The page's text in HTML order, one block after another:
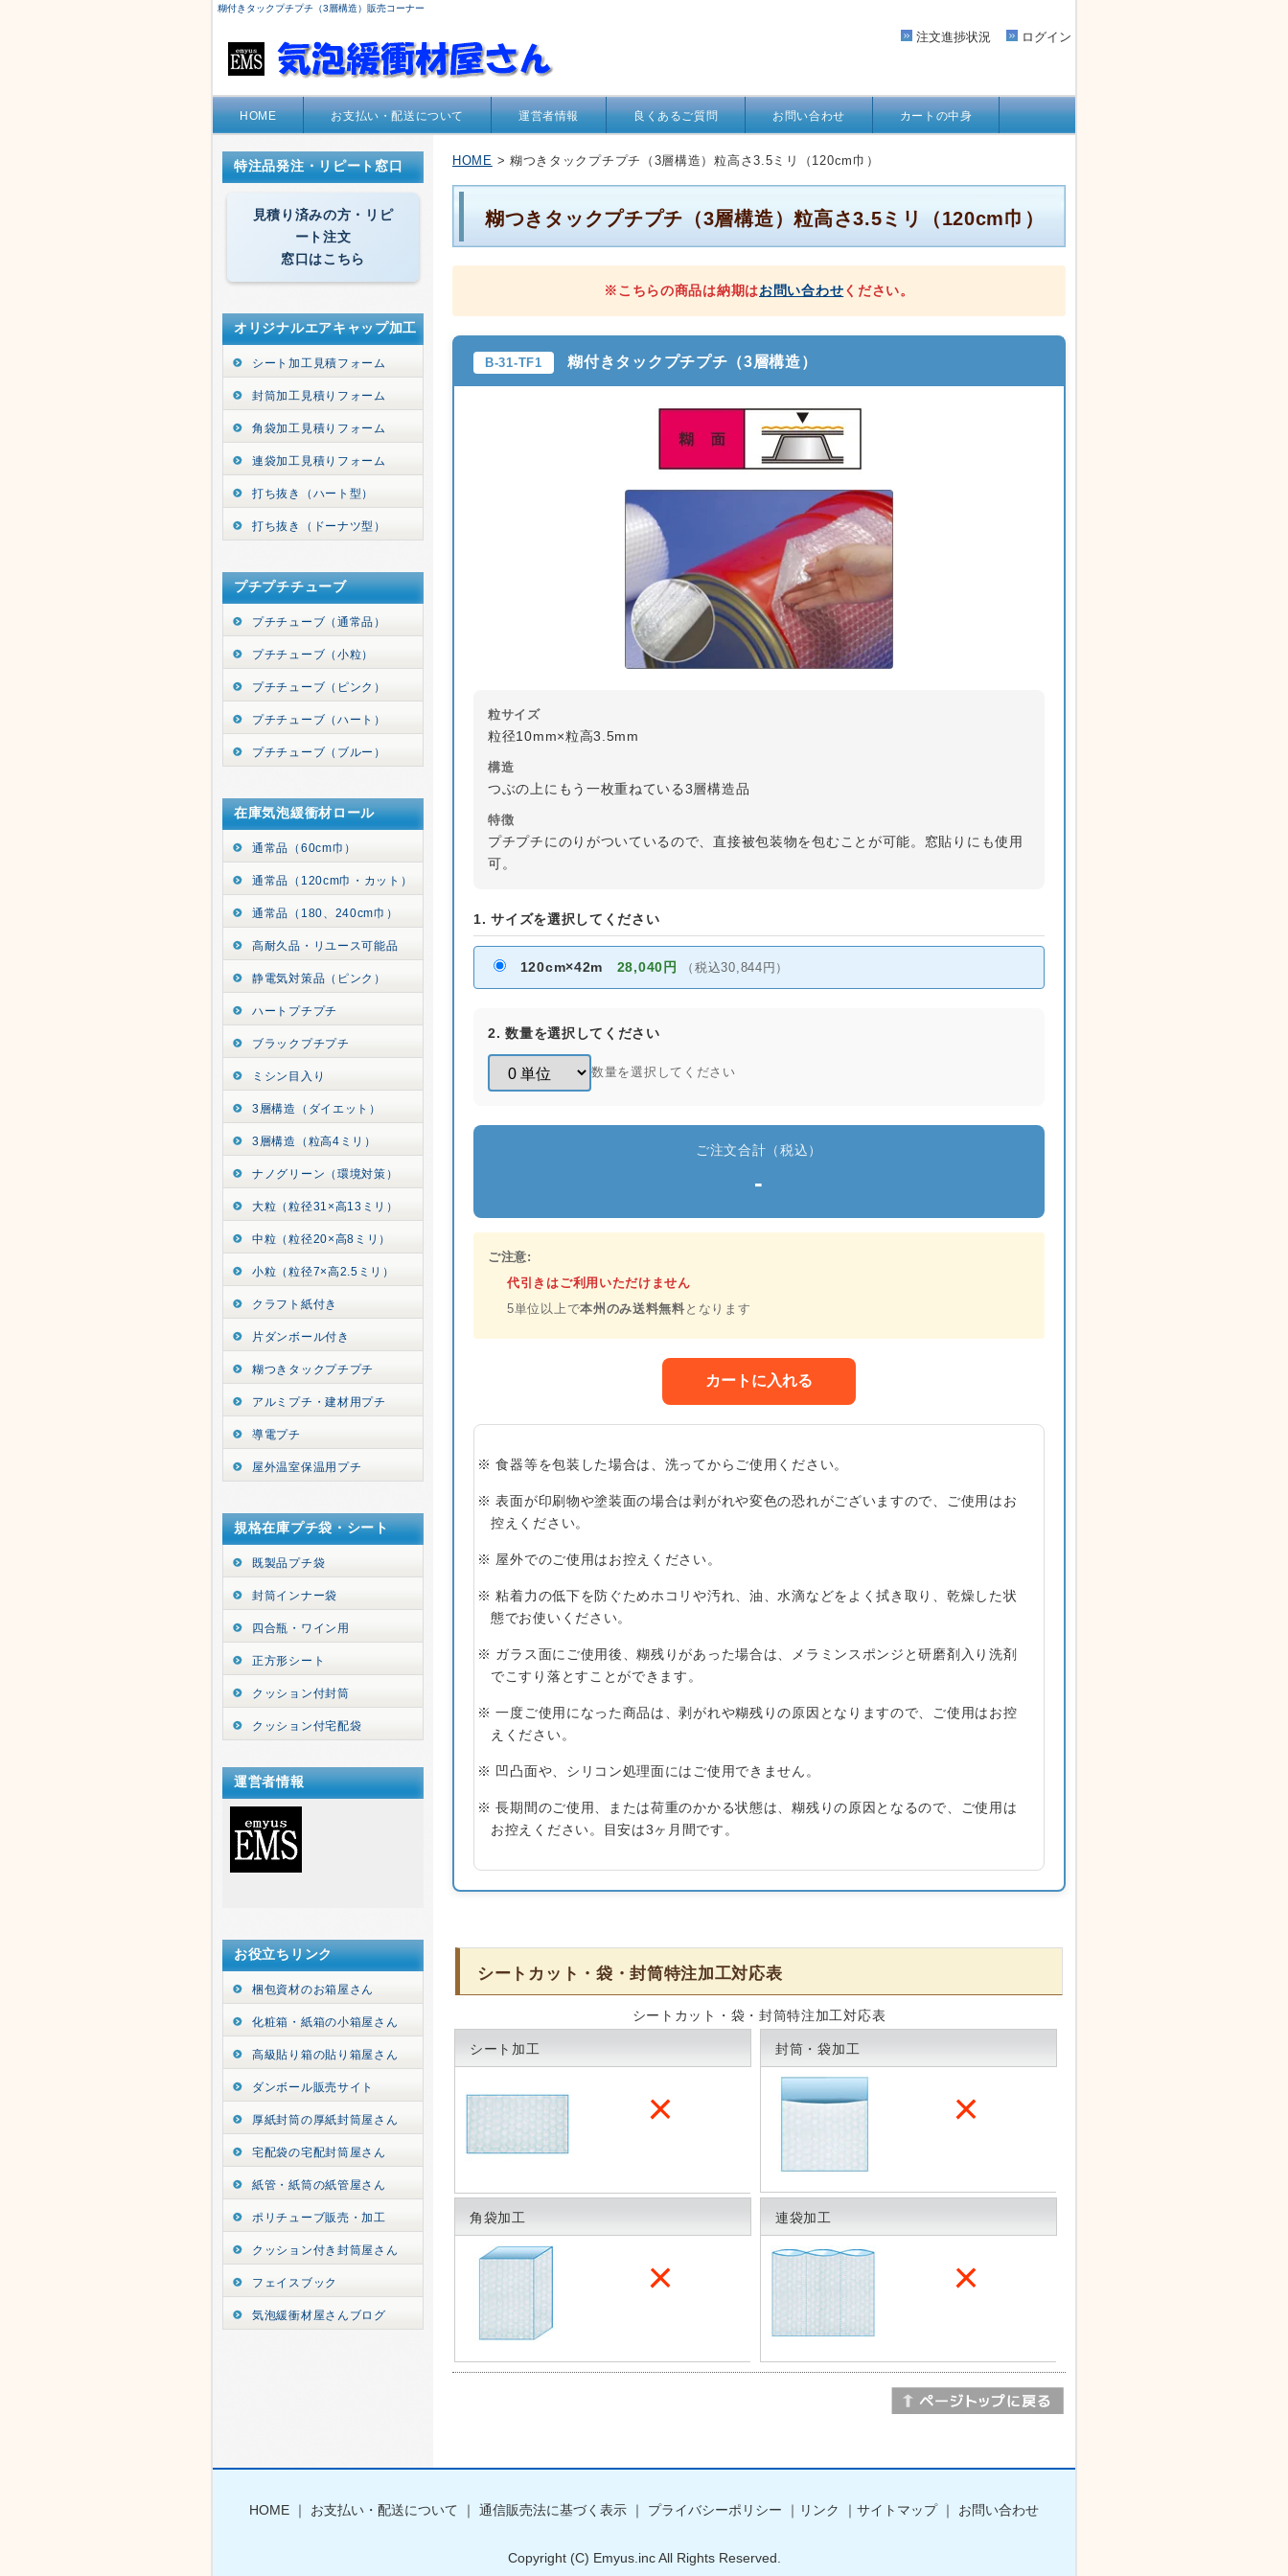
糊付きタックプチプチ（3層構造）販売コーナー
注文進捗状況 ログイン
HOME お支払い・配送について 運営者情報 良くあるご質問 お問い合わせ カートの中身
HOME > 糊つきタックプチプチ（3層構造）粒高さ3.5ミリ（120cm巾）
糊つきタックプチプチ（3層構造）粒高さ3.5ミリ（120cm巾）
※こちらの商品は納期はお問い合わせください。
B-31-TF1 糊付きタックプチプチ（3層構造）
粒サイズ
粒径10mm×粒高3.5mm
構造
つぶの上にもう一枚重ねている3層構造品
特徴
プチプチにのりがついているので、直接被包装物を包むことが可能。窓貼りにも使用
可。
1. サイズを選択してください
120cm×42m 28,040円 （税込30,844円）
2. 数量を選択してください
数量を選択してください
ご注文合計（税込）
-
ご注意:
代引きはご利用いただけません
5単位以上で本州のみ送料無料 となります
カートに入れる
※ 食器等を包装した場合は、洗ってからご使用ください。
※ 表面が印刷物や塗装面の場合は剥がれや変色の恐れがございますので、ご使用はお
控えください。
※ 屋外でのご使用はお控えください。
※ 粘着力の低下を防ぐためホコリや汚れ、油、水滴などをよく拭き取り、乾燥した状
態でお使いください。
※ ガラス面にご使用後、糊残りがあった場合は、メラミンスポンジと研磨剤入り洗剤
でこすり落とすことができます。
※ 一度ご使用になった商品は、剥がれや糊残りの原因となりますので、ご使用はお控
えください。
※ 凹凸面や、シリコン処理面にはご使用できません。
※ 長期間のご使用、または荷重のかかる状態は、糊残りの原因となるので、ご使用は
お控えください。目安は3ヶ月間です。
シートカット・袋・封筒特注加工対応表
シートカット・袋・封筒特注加工対応表
シート加工 封筒・袋加工
角袋加工 連袋加工
特注品発注・リピート窓口
見積り済みの方・リピ
ート注文
窓口はこちら
オリジナルエアキャップ加工
シート加工見積フォーム
封筒加工見積りフォーム
角袋加工見積りフォーム
連袋加工見積りフォーム
打ち抜き（ハート型）
打ち抜き（ドーナツ型）
プチプチチューブ
プチチューブ（通常品）
プチチューブ（小粒）
プチチューブ（ピンク）
プチチューブ（ハート）
プチチューブ（ブルー）
在庫気泡緩衝材ロール
通常品（60cm巾）
通常品（120cm巾・カット）
通常品（180、240cm巾）
高耐久品・リユース可能品
静電気対策品（ピンク）
ハートプチプチ
ブラックプチプチ
ミシン目入り
3層構造（ダイエット）
3層構造（粒高4ミリ）
ナノグリーン（環境対策）
大粒（粒径31×高13ミリ）
中粒（粒径20×高8ミリ）
小粒（粒径7×高2.5ミリ）
クラフト紙付き
片ダンボール付き
糊つきタックプチプチ
アルミプチ・建材用プチ
導電プチ
屋外温室保温用プチ
規格在庫プチ袋・シート
既製品プチ袋
封筒インナー袋
四合瓶・ワイン用
正方形シート
クッション付封筒
クッション付宅配袋
運営者情報
お役立ちリンク
梱包資材のお箱屋さん
化粧箱・紙箱の小箱屋さん
高級貼り箱の貼り箱屋さん
ダンボール販売サイト
厚紙封筒の厚紙封筒屋さん
宅配袋の宅配封筒屋さん
紙管・紙筒の紙管屋さん
ポリチューブ販売・加工
クッション付き封筒屋さん
フェイスブック
気泡緩衝材屋さんブログ
HOME ｜ お支払い・配送について ｜ 通信販売法に基づく表示 ｜ プライバシーポリシー ｜ リンク ｜ サイトマップ｜ お問い合わせ
Copyright (C) Emyus.inc All Rights Reserved.